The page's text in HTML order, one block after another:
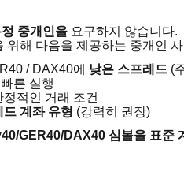
중개인을 요구하지 않습니다.
위해 다음을 제공하는 중개인
/ DAX40에 낮은 스프레드 (
른 실행
적인 거래 조건
계좌 유형 (강력히 권장)
GER40/DAX40 심볼을 표준